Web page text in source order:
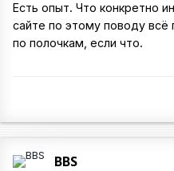
Есть опыт. Что конкретно
сайте по этому поводу всё
по полочкам, если что.
BBS